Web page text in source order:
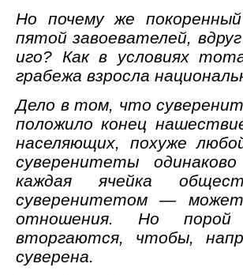
Но почему же
пятой завоевателей,
иго? Как в условиях
грабежа взросла
Дело в том, что
положило конец
населяющих, похуже
суверенитеты
каждая ячейка
суверенитетом —
отношения. Но порой
вторгаются, чтобы,
суверена.